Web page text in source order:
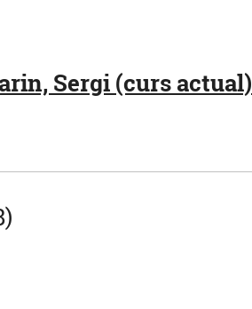
Sergi (curs actual)